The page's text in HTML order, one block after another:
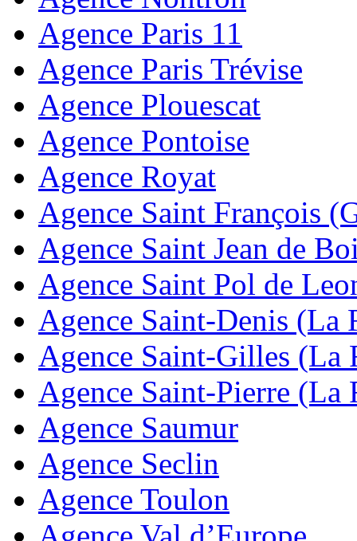
Agence Paris 11
Agence Paris Trévise
Agence Plouescat
Agence Pontoise
Agence Royat
Agence Saint François
Agence Saint Jean de
Agence Saint Pol de
Agence Saint-Denis (La
Agence Saint-Gilles (La
Agence Saint-Pierre (La
Agence Saumur
Agence Seclin
Agence Toulon